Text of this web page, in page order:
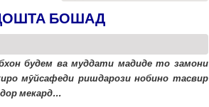
БОШАД
будем ва муддати мадиде то замони
мӯйсафеди ришдарози нобино тасвир
мекард...